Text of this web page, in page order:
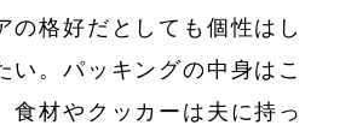
の格好だとしても個性はし
い。パッキングの中身はこ
食材やクッカーは夫に持っ